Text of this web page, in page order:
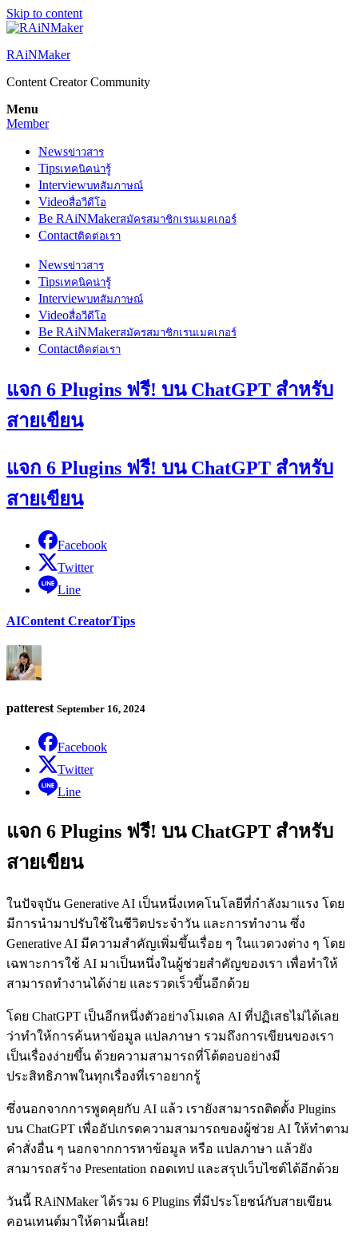
Skip to content
RAiNMaker
Content Creator Community
Menu
Member
Newsข่าวสาร
Tipsเทคนิคน่ารู้
Interviewบทสัมภาษณ์
Videoสื่อวีดีโอ
Be RAiNMakerสมัครสมาชิกเรนเมคเกอร์
Contactติดต่อเรา
Newsข่าวสาร
Tipsเทคนิคน่ารู้
Interviewบทสัมภาษณ์
Videoสื่อวีดีโอ
Be RAiNMakerสมัครสมาชิกเรนเมคเกอร์
Contactติดต่อเรา
แจก 6 Plugins ฟรี! บน ChatGPT สำหรับ
สายเขียน
แจก 6 Plugins ฟรี! บน ChatGPT สำหรับ
สายเขียน
Facebook
Twitter
Line
AIContent CreatorTips
patterest September 16, 2024
Facebook
Twitter
Line
แจก 6 Plugins ฟรี! บน ChatGPT สำหรับ
สายเขียน
ในปัจจุบัน Generative AI เป็นหนึ่งเทคโนโลยีที่กำลังมาแรง โดย
มีการนำมาปรับใช้ในชีวิตประจำวัน และการทำงาน ซึ่ง
Generative AI มีความสำคัญเพิ่มขึ้นเรื่อย ๆ ในแวดวงต่าง ๆ โดย
เฉพาะการใช้ AI มาเป็นหนึ่งในผู้ช่วยสำคัญของเรา เพื่อทำให้
สามารถทำงานได้ง่าย และรวดเร็วขึ้นอีกด้วย
โดย ChatGPT เป็นอีกหนึ่งตัวอย่างโมเดล AI ที่ปฏิเสธไม่ได้เลย
ว่าทำให้การค้นหาข้อมูล แปลภาษา รวมถึงการเขียนของเรา
เป็นเรื่องง่ายขึ้น ด้วยความสามารถที่โต้ตอบอย่างมี
ประสิทธิภาพในทุกเรื่องที่เราอยากรู้
ซึ่งนอกจากการพูดคุยกับ AI แล้ว เรายังสามารถติดตั้ง Plugins
บน ChatGPT เพื่ออัปเกรดความสามารถของผู้ช่วย AI ให้ทำตาม
คำสั่งอื่น ๆ นอกจากการหาข้อมูล หรือ แปลภาษา แล้วยัง
สามารถสร้าง Presentation ถอดเทป และสรุปเว็บไซต์ได้อีกด้วย
วันนี้ RAiNMaker ได้รวม 6 Plugins ที่มีประโยชน์กับสายเขียน
คอนเทนต์มาให้ตามนี้เลย!